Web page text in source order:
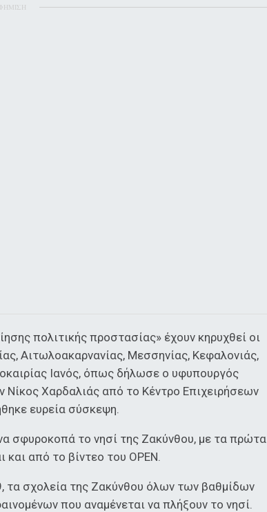
πολιτικής προστασίας» έχουν κηρυχθεί οι
Αιτωλοακαρνανίας, Μεσσηνίας, Κεφαλονιάς,
Ιανός, όπως δήλωσε ο υφυπουργός
Νίκος Χαρδαλιάς από το Κέντρο Επιχειρήσεων
ευρεία σύσκεψη.
σφυροκοπά το νησί της Ζακύνθου, με τα πρώτα
από το βίντεο του OPEN.
τα σχολεία της Ζακύνθου όλων των βαθμίδων
που αναμένεται να πλήξουν το νησί.